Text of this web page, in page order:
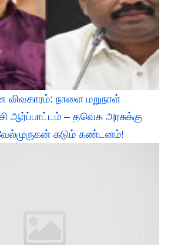
நாளை மறுநாள்
ஆர்ப்பாட்டம் – தவெக அரசுக்கு
கடும் கண்டனம்!